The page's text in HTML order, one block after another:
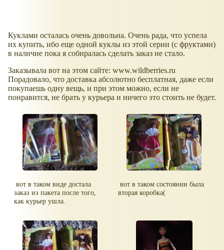
Куклами осталась очень довольна. Очень рада, что успела
их купить, ибо еще одной куклы из этой серии (с фруктами)
в наличие пока я собиралась сделать заказ не стало.
Заказывала вот на этом сайте: www.wildberries.ru
Порадовало, что доставка абсолютно бесплатная, даже если
покупаешь одну вещь, и при этом можно, если не
понравится, не брать у курьера и ничего это стоить не будет.
вот в таком виде достала
заказ из пакета после того,
как курьер ушла.
вот в таком состоянии была
вторая коробка(